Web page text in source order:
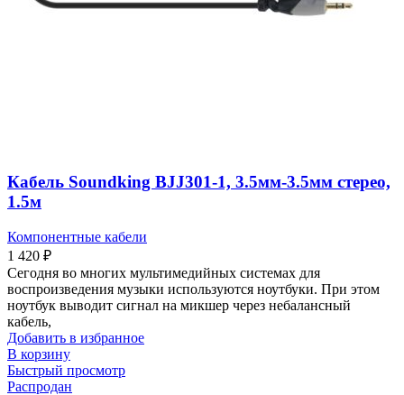
Кабель Soundking BJJ301-1, 3.5мм-3.5мм стерео,
1.5м
Компонентные кабели
1 420 ₽
Сегодня во многих мультимедийных системах для
воспроизведения музыки используются ноутбуки. При этом
ноутбук выводит сигнал на микшер через небалансный
кабель,
Добавить в избранное
В корзину
Быстрый просмотр
Распродан